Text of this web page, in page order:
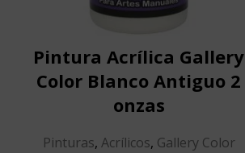
Pintura Acrílica Gallery
Color Blanco Antiguo 2
onzas
Pinturas, Acrílicos, Gallery Color